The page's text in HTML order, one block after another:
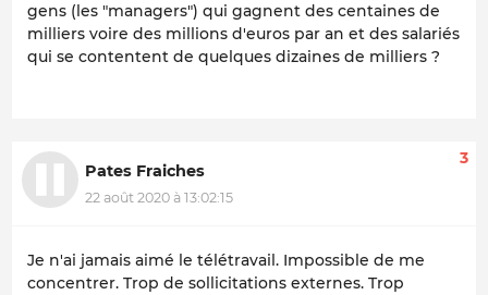
gens (les "managers") qui gagnent des centaines de
milliers voire des millions d'euros par an et des salariés
qui se contentent de quelques dizaines de milliers ?
Pates Fraiches
22 août 2020 à 13:02:15
3
Je n'ai jamais aimé le télétravail. Impossible de me
concentrer. Trop de sollicitations externes. Trop